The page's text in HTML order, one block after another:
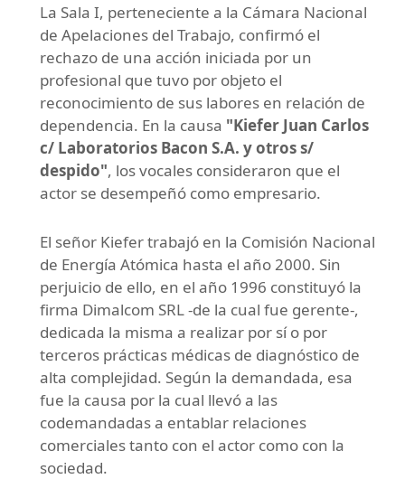
La Sala I, perteneciente a la Cámara Nacional
de Apelaciones del Trabajo, confirmó el
rechazo de una acción iniciada por un
profesional que tuvo por objeto el
reconocimiento de sus labores en relación de
dependencia. En la causa "Kiefer Juan Carlos
c/ Laboratorios Bacon S.A. y otros s/
despido", los vocales consideraron que el
actor se desempeñó como empresario.
El señor Kiefer trabajó en la Comisión Nacional
de Energía Atómica hasta el año 2000. Sin
perjuicio de ello, en el año 1996 constituyó la
firma Dimalcom SRL -de la cual fue gerente-,
dedicada la misma a realizar por sí o por
terceros prácticas médicas de diagnóstico de
alta complejidad. Según la demandada, esa
fue la causa por la cual llevó a las
codemandadas a entablar relaciones
comerciales tanto con el actor como con la
sociedad.